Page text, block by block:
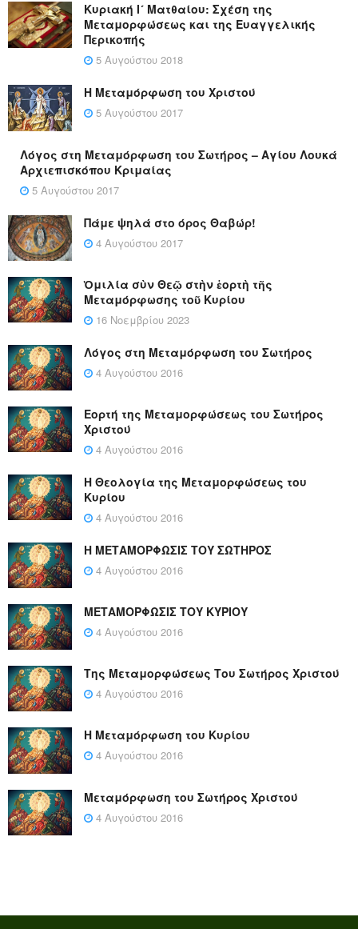
Κυριακή Ι´ Ματθαίου: Σχέση της
Μεταμορφώσεως και της Ευαγγελικής
Περικοπής
5 Αυγούστου 2018
Η Μεταμόρφωση του Χριστού
5 Αυγούστου 2017
Λόγος στη Μεταμόρφωση του Σωτήρος – Αγίου Λουκά
Αρχιεπισκόπου Κριμαίας
5 Αυγούστου 2017
Πάμε ψηλά στο όρος Θαβώρ!
4 Αυγούστου 2017
Ὁμιλία σὺν Θεῷ στὴν ἑορτὴ τῆς
Μεταμόρφωσης τοῦ Κυρίου
16 Νοεμβρίου 2023
Λόγος στη Μεταμόρφωση του Σωτήρος
4 Αυγούστου 2016
Εορτή της Μεταμορφώσεως του Σωτήρος
Χριστού
4 Αυγούστου 2016
Η Θεολογία της Μεταμορφώσεως του
Κυρίου
4 Αυγούστου 2016
Η ΜΕΤΑΜΟΡΦΩΣΙΣ ΤΟΥ ΣΩΤΗΡΟΣ
4 Αυγούστου 2016
ΜΕΤΑΜΟΡΦΩΣΙΣ ΤΟΥ ΚΥΡΙΟΥ
4 Αυγούστου 2016
Της Μεταμορφώσεως Του Σωτήρος Χριστού
4 Αυγούστου 2016
Η Μεταμόρφωση του Κυρίου
4 Αυγούστου 2016
Μεταμόρφωση του Σωτήρος Χριστού
4 Αυγούστου 2016